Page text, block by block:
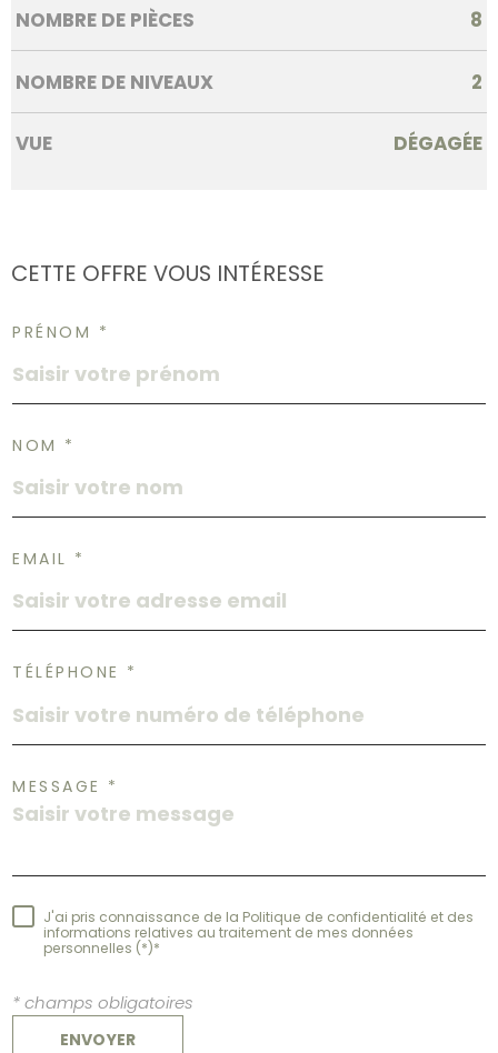
NOMBRE DE PIÈCES 8
NOMBRE DE NIVEAUX 2
VUE DÉGAGÉE
CETTE OFFRE VOUS INTÉRESSE
PRÉNOM *
NOM *
EMAIL *
TÉLÉPHONE *
MESSAGE *
J'ai pris connaissance de la Politique de confidentialité et des
informations relatives au traitement de mes données
personnelles (*)*
* champs obligatoires
ENVOYER